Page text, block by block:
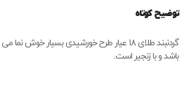
توضیح کوتاه
گردنبند طلای ۱۸ عیار طرح خورشیدی بسیار
باشد و با زنجیر است.